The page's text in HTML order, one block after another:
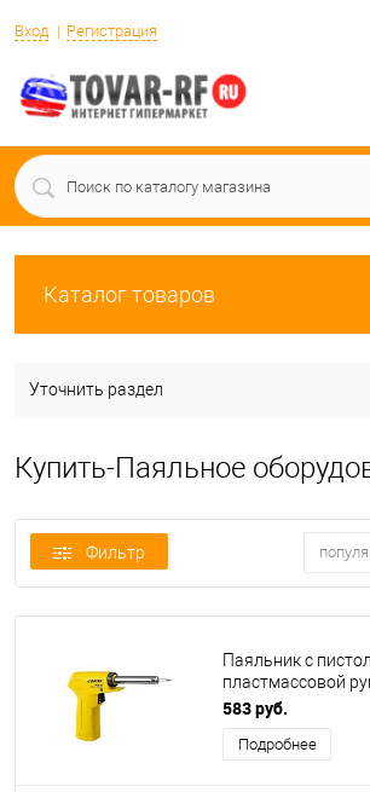
Вход Регистрация
Каталог товаров
Уточнить раздел
Купить-Паяльное
Фильтр
Паяльник с
пластмассовой
"MASTER"
70 Вт, конус
583 руб.
Подробнее